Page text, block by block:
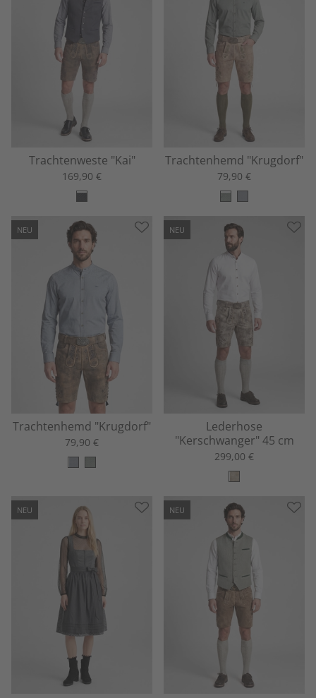
Trachtenweste "Kai"
169,90 €
Trachtenhemd "Krugdorf"
79,90 €
NEU
Trachtenhemd "Krugdorf"
79,90 €
NEU
Lederhose
"Kerschwanger" 45 cm
299,00 €
NEU NEU